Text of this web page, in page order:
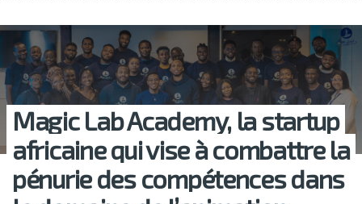
Magic Lab Academy, la startup
africaine qui vise à combattre la
pénurie des compétences dans